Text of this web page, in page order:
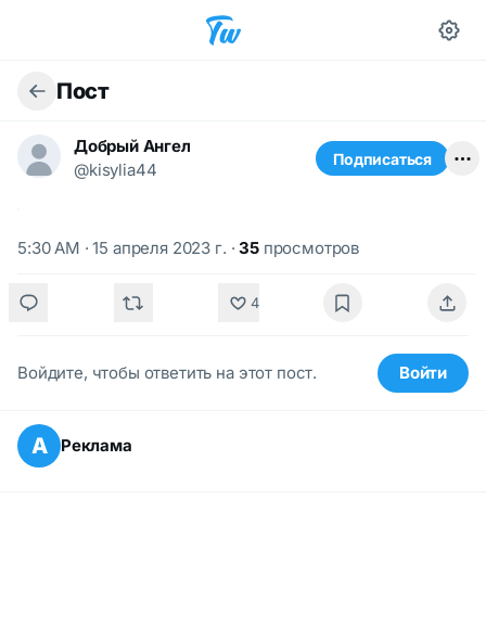
Пост
Добрый Ангел
@kisylia44
Подписаться
5:30 AM · 15 апреля 2023 г. ·35просмотров
4
Войдите, чтобы ответить на этот пост. Войти
А Реклама